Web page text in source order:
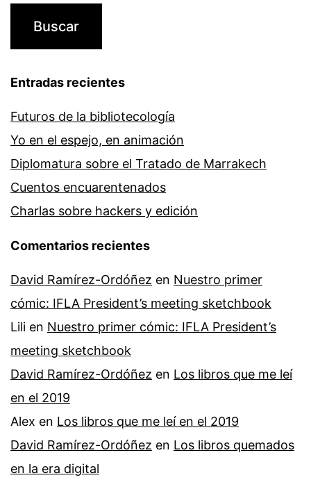
Entradas recientes
Futuros de la bibliotecología
Yo en el espejo, en animación
Diplomatura sobre el Tratado de Marrakech
Cuentos encuarentenados
Charlas sobre hackers y edición
Comentarios recientes
David Ramírez-Ordóñez en Nuestro primer
cómic: IFLA President’s meeting sketchbook
Lili en Nuestro primer cómic: IFLA President’s
meeting sketchbook
David Ramírez-Ordóñez en Los libros que me leí
en el 2019
Alex en Los libros que me leí en el 2019
David Ramírez-Ordóñez en Los libros quemados
en la era digital